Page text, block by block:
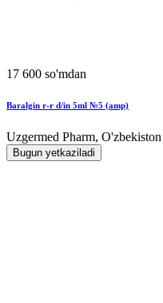
17 600 so'mdan
Baralgin r-r d/in 5ml №5 (amp)
Uzgermed Pharm, O'zbekiston
Bugun yetkaziladi